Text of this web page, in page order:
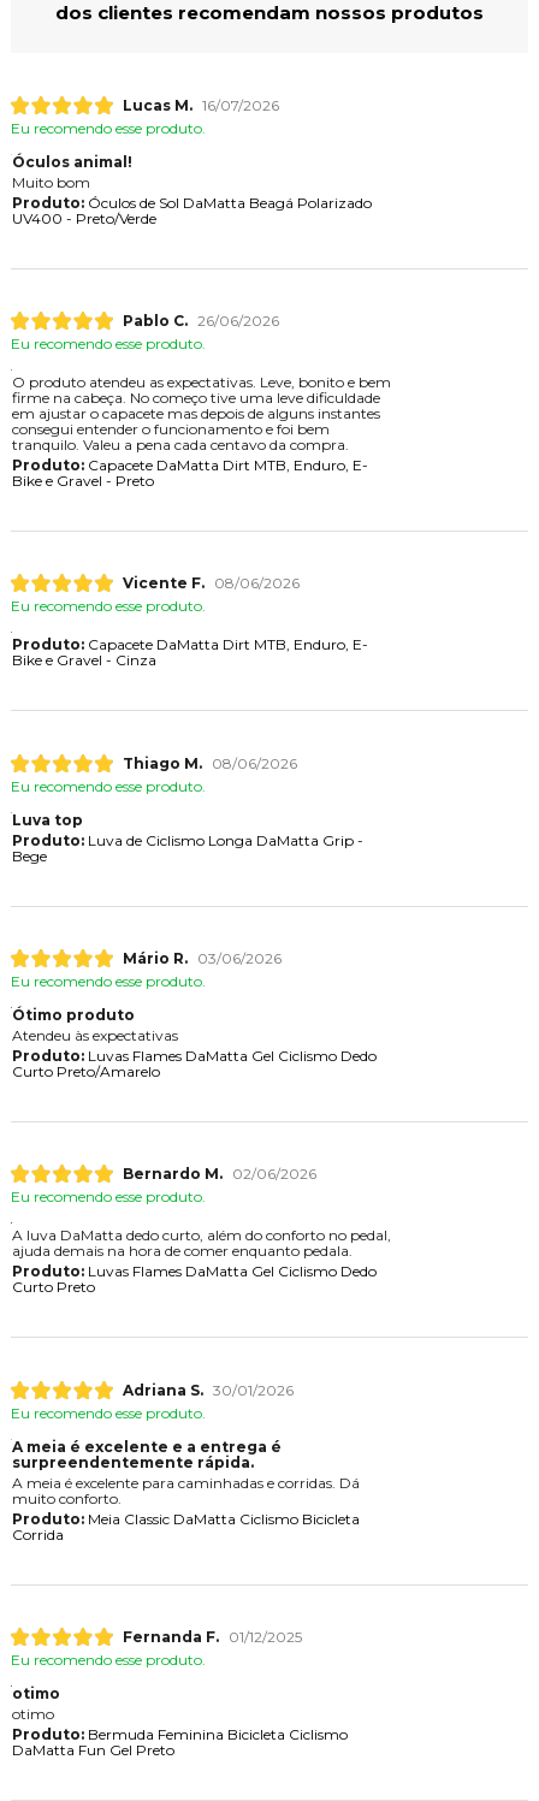
dos clientes recomendam nossos produtos
Lucas M. 16/07/2026
Eu recomendo esse produto.
Óculos animal!
Muito bom
Produto:Óculos de Sol DaMatta Beagá Polarizado
UV400 - Preto/Verde
Pablo C. 26/06/2026
Eu recomendo esse produto.
O produto atendeu as expectativas. Leve, bonito e bem
firme na cabeça. No começo tive uma leve dificuldade
em ajustar o capacete mas depois de alguns instantes
consegui entender o funcionamento e foi bem
tranquilo. Valeu a pena cada centavo da compra.
Produto:Capacete DaMatta Dirt MTB, Enduro, E-
Bike e Gravel - Preto
Vicente F.
08/06/2026
Eu recomendo esse produto.
Produto:Capacete DaMatta Dirt MTB, Enduro, E-
Bike e Gravel - Cinza
Thiago M.
08/06/2026
Eu recomendo esse produto.
Luva top
Produto:Luva de Ciclismo Longa DaMatta Grip -
Bege
Mário R.
03/06/2026
Eu recomendo esse produto.
Ótimo produto
Atendeu às expectativas
Produto:Luvas Flames DaMatta Gel Ciclismo Dedo
Curto Preto/Amarelo
Bernardo M.
02/06/2026
Eu recomendo esse produto.
A luva DaMatta dedo curto, além do conforto no pedal,
ajuda demais na hora de comer enquanto pedala.
Produto:Luvas Flames DaMatta Gel Ciclismo Dedo
Curto Preto
Adriana S. 30/01/2026
Eu recomendo esse produto.
A meia é excelente e a entrega é
surpreendentemente rápida.
A meia é excelente para caminhadas e corridas. D
muito conforto.
Produto:Meia Classic DaMatta Ciclismo Bicicleta
Corrida
Fernanda F.
01/12/2025
Eu recomendo esse produto.
otimo
otimo
Produto:Bermuda Feminina Bicicleta Ciclismo
DaMatta Fun Gel Preto